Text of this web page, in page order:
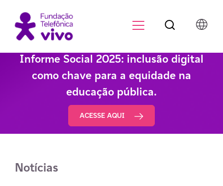
Informe Social 2025: inclusão digital
como chave para a equidade na
educação pública.
ACESSE AQUI
Notícias
Botão de